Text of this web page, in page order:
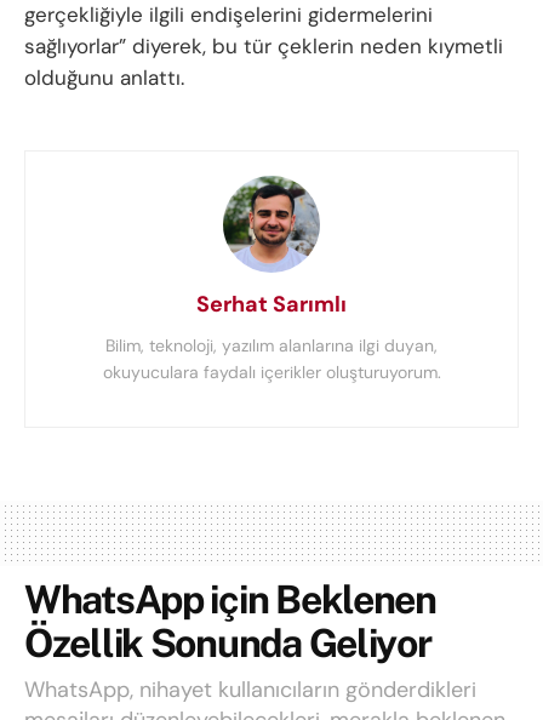
gerçekliğiyle ilgili endişelerini gidermelerini
sağlıyorlar” diyerek, bu tür çeklerin neden kıymetli
olduğunu anlattı.
Serhat Sarımlı
Bilim, teknoloji, yazılım alanlarına ilgi duyan,
okuyuculara faydalı içerikler oluşturuyorum.
WhatsApp için Beklenen
Özellik Sonunda Geliyor
WhatsApp, nihayet kullanıcıların gönderdikleri